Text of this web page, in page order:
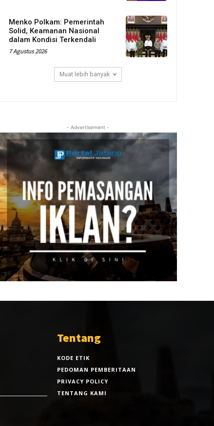
Menko Polkam: Pemerintah
Solid, Keamanan Nasional
dalam Kondisi Terkendali
7 Agustus 2026
Muat lebih banyak
- Advertisement -
Tentang
KODE ETIK
PEDOMAN PEMBERITAAN
PRIVACY POLICY
TENTANG KAMI